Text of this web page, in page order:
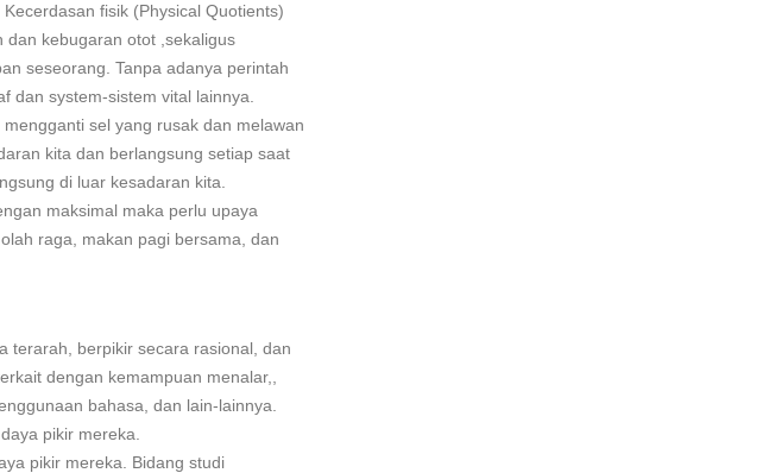
fisik (Physical Quotients)
dan kebugaran otot ,sekaligus
seseorang. Tanpa adanya perintah
dan system-sistem vital lainnya.
sel yang rusak dan melawan
kita dan berlangsung setiap saat
di luar kesadaran kita.
maksimal maka perlu upaya
raga, makan pagi bersama, dan
terarah, berpikir secara rasional, dan
dengan kemampuan menalar,,
bahasa, dan lain-lainnya.
pikir mereka.
pikir mereka. Bidang studi